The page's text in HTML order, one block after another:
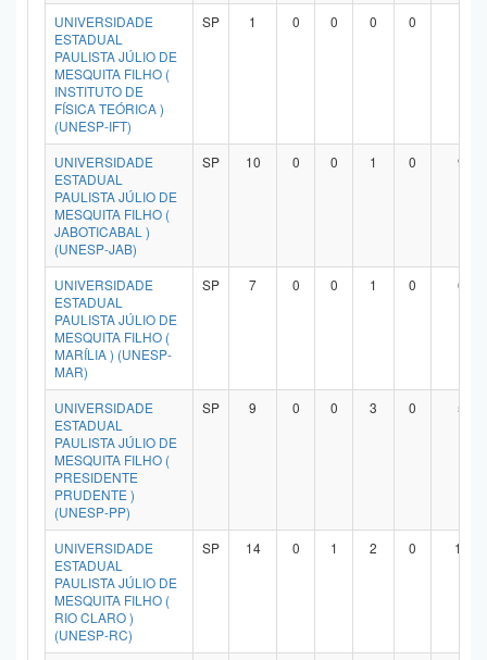
UNIVERSIDADE
ESTADUAL
PAULISTA JÚLIO DE
MESQUITA FILHO (
INSTITUTO DE
FÍSICA TEÓRICA )
(UNESP-IFT)
SP 1 0 0 0 0
UNIVERSIDADE
ESTADUAL
PAULISTA JÚLIO DE
MESQUITA FILHO (
JABOTICABAL )
(UNESP-JAB)
SP 10 0 0 1 0 9
UNIVERSIDADE
ESTADUAL
PAULISTA JÚLIO DE
MESQUITA FILHO (
MARÍLIA ) (UNESP-
MAR)
SP 7 0 0 1 0 6
UNIVERSIDADE
ESTADUAL
PAULISTA JÚLIO DE
MESQUITA FILHO (
PRESIDENTE
PRUDENTE )
(UNESP-PP)
SP 9 0 0 3 0 5
UNIVERSIDADE
ESTADUAL
PAULISTA JÚLIO DE
MESQUITA FILHO (
RIO CLARO )
(UNESP-RC)
SP 14 0 1 2 0 10